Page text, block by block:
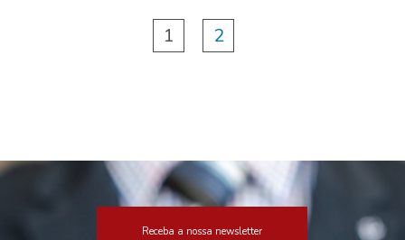
1 2
Receba a nossa newsletter